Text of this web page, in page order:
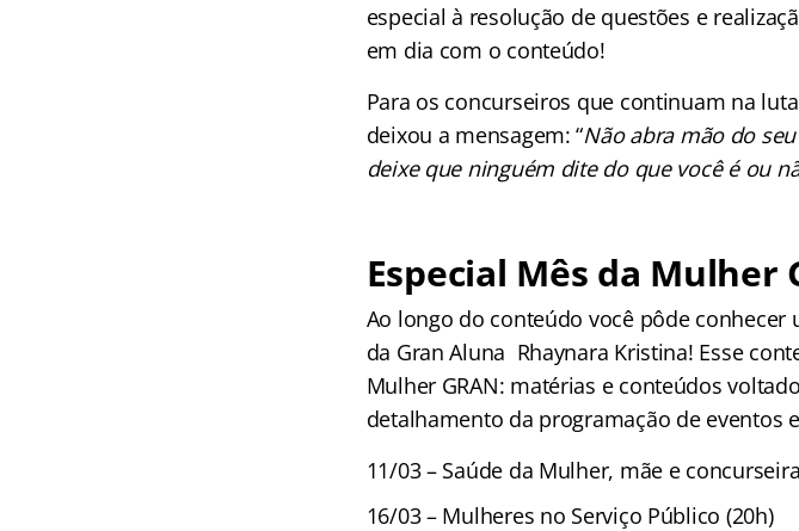
especial à resolução de questões e
em dia com o conteúdo!
Para os concurseiros que continuam na
deixou a mensagem: “Não abra mão do
deixe que ninguém dite do que você é ou
Especial Mês da Mulher
Ao longo do conteúdo você pôde
da Gran Aluna Rhaynara Kristina! Esse
Mulher GRAN: matérias e conteúdos
detalhamento da programação de eventos
11/03 – Saúde da Mulher, mãe e
16/03 – Mulheres no Serviço Público (20h)